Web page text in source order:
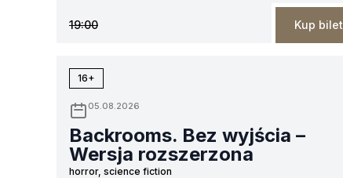
19:00 Kup bilet
16+
05.08.2026
Backrooms. Bez wyjścia –
Wersja rozszerzona
horror, science fiction